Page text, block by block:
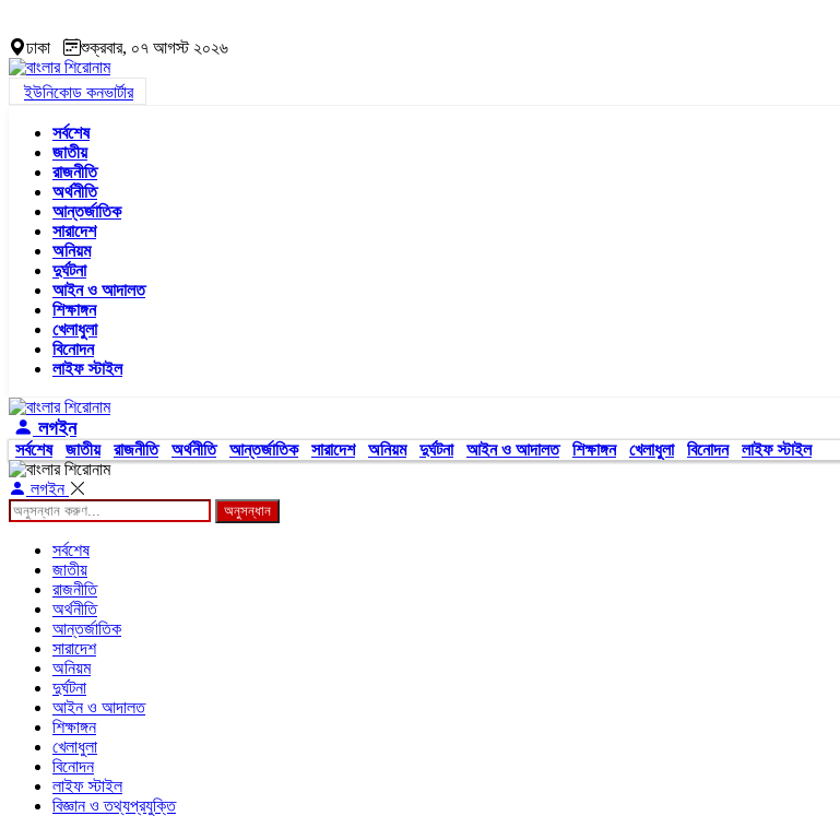
ঢাকা শুক্রবার, ০৭ আগস্ট ২০২৬
ইউনিকোড কনভার্টার
সর্বশেষ
জাতীয়
রাজনীতি
অর্থনীতি
আন্তর্জাতিক
সারাদেশ
অনিয়ম
দুর্ঘটনা
আইন ও আদালত
শিক্ষাঙ্গন
খেলাধুলা
বিনোদন
লাইফ স্টাইল
লগইন
সর্বশেষ জাতীয় রাজনীতি অর্থনীতি আন্তর্জাতিক সারাদেশ অনিয়ম দুর্ঘটনা আইন ও আদালত শিক্ষাঙ্গন খেলাধুলা বিনোদন লাইফ স্টাইল
লগইন
অনুসন্ধান
সর্বশেষ
জাতীয়
রাজনীতি
অর্থনীতি
আন্তর্জাতিক
সারাদেশ
অনিয়ম
দুর্ঘটনা
আইন ও আদালত
শিক্ষাঙ্গন
খেলাধুলা
বিনোদন
লাইফ স্টাইল
বিজ্ঞান ও তথ্যপ্রযুক্তি